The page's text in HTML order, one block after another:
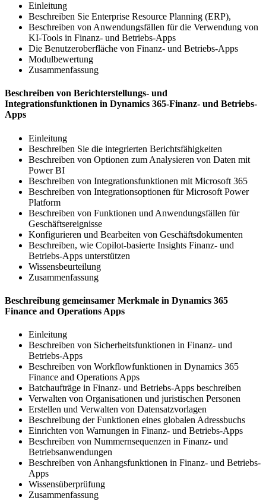
Einleitung
Beschreiben Sie Enterprise Resource Planning (ERP),
Beschreiben von Anwendungsfällen für die Verwendung von
KI-Tools in Finanz- und Betriebs-Apps
Die Benutzeroberfläche von Finanz- und Betriebs-Apps
Modulbewertung
Zusammenfassung
Beschreiben von Berichterstellungs- und
Integrationsfunktionen in Dynamics 365-Finanz- und Betriebs-
Apps
Einleitung
Beschreiben Sie die integrierten Berichtsfähigkeiten
Beschreiben von Optionen zum Analysieren von Daten mit
Power BI
Beschreiben von Integrationsfunktionen mit Microsoft 365
Beschreiben von Integrationsoptionen für Microsoft Power
Platform
Beschreiben von Funktionen und Anwendungsfällen für
Geschäftsereignisse
Konfigurieren und Bearbeiten von Geschäftsdokumenten
Beschreiben, wie Copilot-basierte Insights Finanz- und
Betriebs-Apps unterstützen
Wissensbeurteilung
Zusammenfassung
Beschreibung gemeinsamer Merkmale in Dynamics 365
Finance and Operations Apps
Einleitung
Beschreiben von Sicherheitsfunktionen in Finanz- und
Betriebs-Apps
Beschreiben von Workflowfunktionen in Dynamics 365
Finance and Operations Apps
Batchaufträge in Finanz‑ und Betriebs-Apps beschreiben
Verwalten von Organisationen und juristischen Personen
Erstellen und Verwalten von Datensatzvorlagen
Beschreibung der Funktionen eines globalen Adressbuchs
Einrichten von Warnungen in Finanz- und Betriebs-Apps
Beschreiben von Nummernsequenzen in Finanz- und
Betriebsanwendungen
Beschreiben von Anhangsfunktionen in Finanz- und Betriebs-
Apps
Wissensüberprüfung
Zusammenfassung